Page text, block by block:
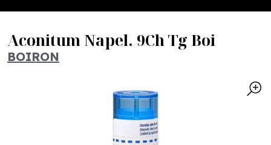
Aconitum Napel. 9Ch Tg Boi
BOIRON